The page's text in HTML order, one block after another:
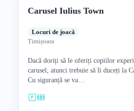
Carusel Iulius Town
Locuri de joacă
Timișoara
Dacă doriți să le oferiți copiilor
carusel, atunci trebuie să îi duceți la
Cu siguranță se va…